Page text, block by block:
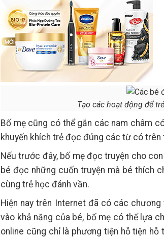
Tạo các hoạt động để
Bố mẹ cũng có thể gắn các nam châm
khuyến khích trẻ đọc đúng các từ có trên
Nếu trước đây, bố mẹ đọc truyện cho
bé đọc những cuốn truyện mà bé thích
cùng trẻ học đánh vần.
Hiện nay trên Internet đã có các
vào khả năng của bé, bố mẹ có thể lựa
online cũng chỉ là phương tiện hỗ tiện